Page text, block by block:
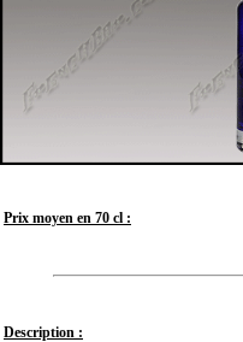
Prix moyen en 70 cl :
Description :